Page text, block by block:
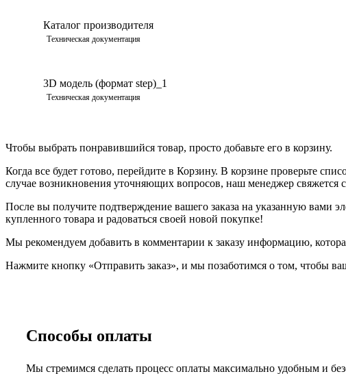
Каталог производителя
Техническая документация
3D модель (формат step)_1
Техническая документация
Чтобы выбрать понравившийся товар, просто добавьте его в корзину.
Когда все будет готово, перейдите в Корзину. В корзине проверьте
случае возникновения уточняющих вопросов, наш менеджер свяжется
После вы получите подтверждение вашего заказа на указанную вами
купленного товара и радоваться своей новой покупке!
Мы рекомендуем добавить в комментарии к заказу информацию,
Нажмите кнопку «Отправить заказ», и мы позаботимся о том, чтобы
Способы оплаты
Мы стремимся сделать процесс оплаты максимально удобным и